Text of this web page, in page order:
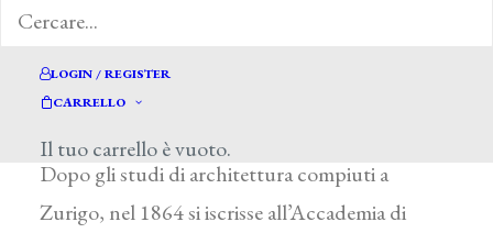
LOGIN / REGISTER
CARRELLO
Il tuo carrello è vuoto.
Chialiva Luigi *
CHIALIVA LUIGI
Caslano (Svizzera) 1841 – Parigi 1914
Dopo gli studi di architettura compiuti a
Zurigo, nel 1864 si iscrisse all’Accademia di